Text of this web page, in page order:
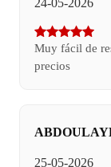
24-05-2026
Muy fácil de
precios
25-05-2026